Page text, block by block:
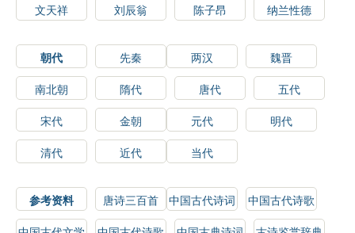
文天祥
刘辰翁 陈子昂 纳兰性德
朝代 先秦 两汉
魏晋
南北朝
隋代 唐代
五代
宋代
金朝 元代
明代
清代
近代 当代
参考资料 唐诗三百首
中国古代诗词
选读
中国古代诗歌
鉴赏